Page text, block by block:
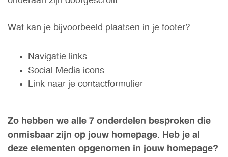
Wat kan je bijvoorbeeld plaatsen in je footer?
Navigatie links
Social Media icons
Link naar je contactformulier
Zo hebben we alle 7 onderdelen besproken die
onmisbaar zijn op jouw homepage. Heb je al
deze elementen opgenomen in jouw homepage?